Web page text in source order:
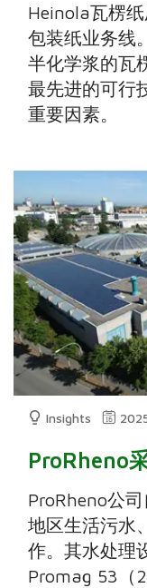
Heinola瓦楞
包装纸业务线
半化学浆的瓦
最先进的可行
重要因素。
Insights
ProRheno
ProRheno公
地区生活污水
作。其水处理
Promag 53（